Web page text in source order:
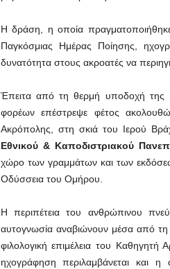
Η δράση, η οποία
Παγκόσμιας Ημέρας Ποίησης,
δυνατότητα στους ακροατές να
Έπειτα από τη θερμή υποδοχή της
φορέων επέστρεψε φέτος
Ακρόπολης, στη σκιά του Ιερού
Εθνικού & Καποδιστριακού
χώρο των γραμμάτων και των
Οδύσσεια του Ομήρου.
Η περιπέτεια του ανθρώπινου
αυτογνωσία αναβιώνουν μέσα από
φιλολογική επιμέλεια του Καθηγητή
ηχογράφηση περιλαμβάνεται και